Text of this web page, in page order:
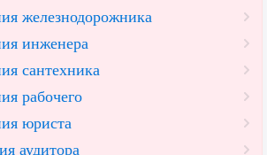
железнодорожника
инженера
сантехника
рабочего
юриста
аудитора